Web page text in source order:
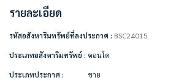
• ทีวี
• ไมโครเวฟ
• เครื่องซักผ้า
• ตู้เสื้อผ้า
รายละเอียด
รหัสอสังหาริมทรัพย์ที่ลงประกาศ : BSC24015
ประเภทอสังหาริมทรัพย์ : คอนโด
ประเภทประกาศ :
ขาย